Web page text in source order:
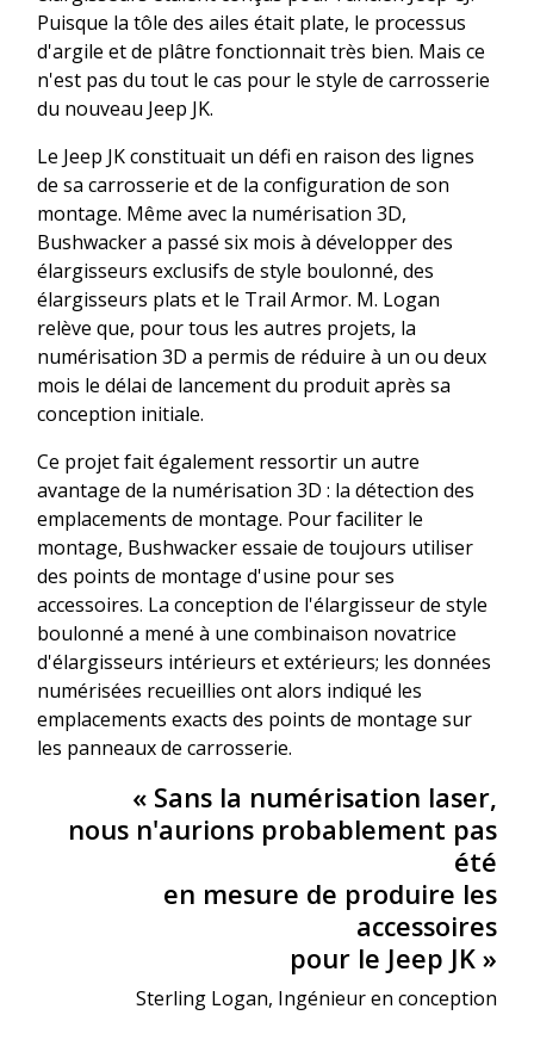
Puisque la tôle des ailes était plate, le processus
d'argile et de plâtre fonctionnait très bien. Mais ce
n'est pas du tout le cas pour le style de carrosserie
du nouveau Jeep JK.
Le Jeep JK constituait un défi en raison des lignes
de sa carrosserie et de la configuration de son
montage. Même avec la numérisation 3D,
Bushwacker a passé six mois à développer des
élargisseurs exclusifs de style boulonné, des
élargisseurs plats et le Trail Armor. M. Logan
relève que, pour tous les autres projets, la
numérisation 3D a permis de réduire à un ou deux
mois le délai de lancement du produit après sa
conception initiale.
Ce projet fait également ressortir un autre
avantage de la numérisation 3D : la détection des
emplacements de montage. Pour faciliter le
montage, Bushwacker essaie de toujours utiliser
des points de montage d'usine pour ses
accessoires. La conception de l'élargisseur de style
boulonné a mené à une combinaison novatrice
d'élargisseurs intérieurs et extérieurs; les données
numérisées recueillies ont alors indiqué les
emplacements exacts des points de montage sur
les panneaux de carrosserie.
« Sans la numérisation laser,
nous n'aurions probablement pas
été
en mesure de produire les
accessoires
pour le Jeep JK »
Sterling Logan, Ingénieur en conception